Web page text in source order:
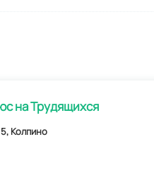
на Трудящихся
Колпино